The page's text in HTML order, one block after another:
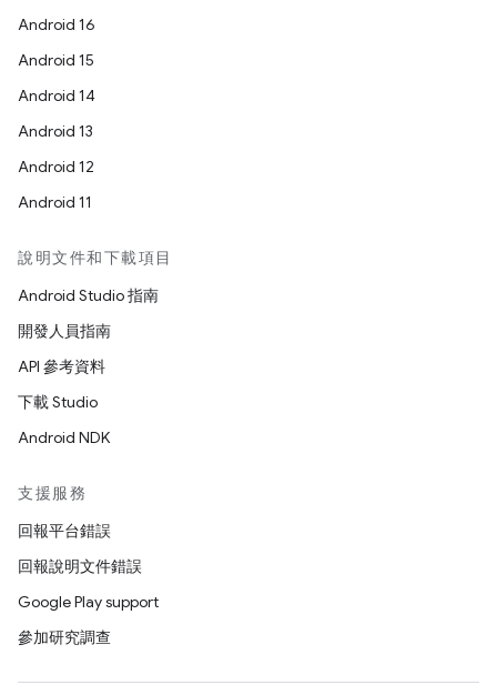
Android 16
Android 15
Android 14
Android 13
Android 12
Android 11
說明文件和下載項目
Android Studio 指南
開發人員指南
API 參考資料
下載 Studio
Android NDK
支援服務
回報平台錯誤
回報說明文件錯誤
Google Play support
參加研究調查